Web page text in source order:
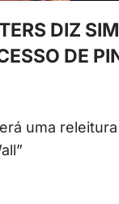
DIZ
DE
uma